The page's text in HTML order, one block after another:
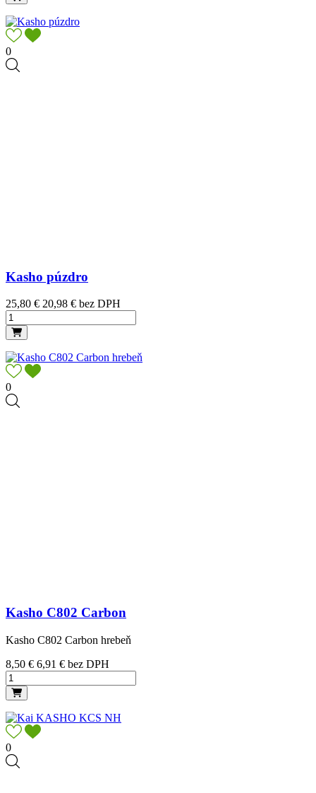
0
Kasho púzdro
Cena
25,80 € 20,98 € bez DPH
0
Kasho C802 Carbon
Kasho C802 Carbon hrebeň
Cena
8,50 € 6,91 € bez DPH
0